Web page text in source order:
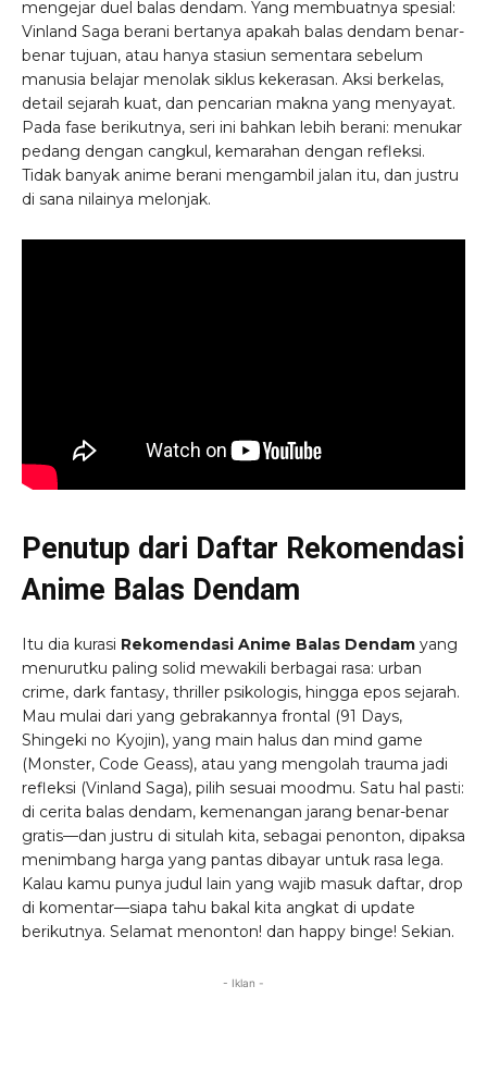
mengejar duel balas dendam. Yang membuatnya spesial:
Vinland Saga berani bertanya apakah balas dendam benar-
benar tujuan, atau hanya stasiun sementara sebelum
manusia belajar menolak siklus kekerasan. Aksi berkelas,
detail sejarah kuat, dan pencarian makna yang menyayat.
Pada fase berikutnya, seri ini bahkan lebih berani: menukar
pedang dengan cangkul, kemarahan dengan refleksi.
Tidak banyak anime berani mengambil jalan itu, dan justru
di sana nilainya melonjak.
Penutup dari Daftar Rekomendasi
Anime Balas Dendam
Itu dia kurasi Rekomendasi Anime Balas Dendam yang
menurutku paling solid mewakili berbagai rasa: urban
crime, dark fantasy, thriller psikologis, hingga epos sejarah.
Mau mulai dari yang gebrakannya frontal (91 Days,
Shingeki no Kyojin), yang main halus dan mind game
(Monster, Code Geass), atau yang mengolah trauma jadi
refleksi (Vinland Saga), pilih sesuai moodmu. Satu hal pasti:
di cerita balas dendam, kemenangan jarang benar-benar
gratis—dan justru di situlah kita, sebagai penonton, dipaksa
menimbang harga yang pantas dibayar untuk rasa lega.
Kalau kamu punya judul lain yang wajib masuk daftar, drop
di komentar—siapa tahu bakal kita angkat di update
berikutnya. Selamat menonton! dan happy binge! Sekian.
- Iklan -